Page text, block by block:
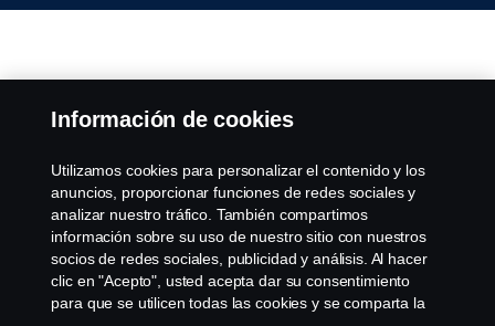
Información de cookies
Utilizamos cookies para personalizar el contenido y los
anuncios, proporcionar funciones de redes sociales y
analizar nuestro tráfico. También compartimos
información sobre su uso de nuestro sitio con nuestros
socios de redes sociales, publicidad y análisis. Al hacer
clic en "Acepto", usted acepta dar su consentimiento
para que se utilicen todas las cookies y se comparta la